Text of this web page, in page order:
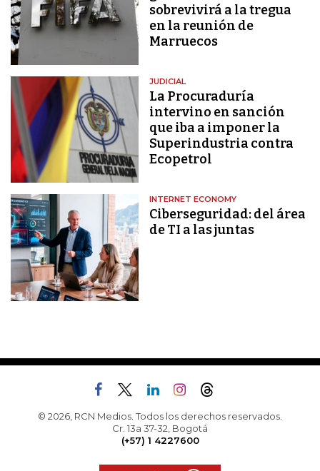
sobrevivirá a la tregua
en la reunión de
Marruecos
JUDICIAL
La Procuraduría
intervino en sanción
que iba a imponer la
Superindustria contra
Ecopetrol
INTERNET ECONOMY
Ciberseguridad: del área
de TI a las juntas
© 2026, RCN Medios. Todos los derechos reservados.
Cr. 13a 37-32, Bogotá
(+57) 1 4227600